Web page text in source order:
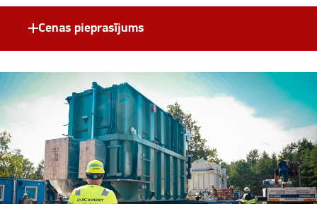
Cenas pieprasījums